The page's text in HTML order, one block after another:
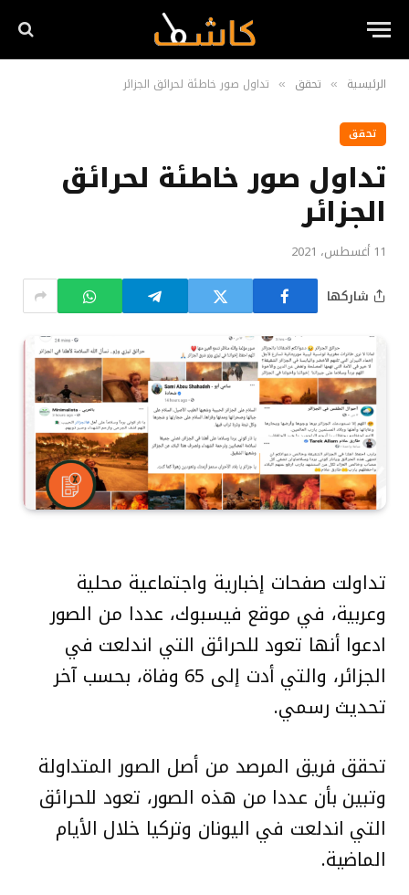
الرئيسية » تحقق » تداول صور خاطئة لحرائق الجزائر
تحقق
تداول صور خاطئة لحرائق
الجزائر
11 أغسطس، 2021
شاركها
تداولت صفحات إخبارية واجتماعية محلية
وعربية، في موقع فيسبوك، عددا من الصور
ادعوا أنها تعود للحرائق التي اندلعت في
الجزائر، والتي أدت إلى 65 وفاة، بحسب آخر
تحديث رسمي.
تحقق فريق المرصد من أصل الصور المتداولة
وتبين بأن عددا من هذه الصور، تعود للحرائق
التي اندلعت في اليونان وتركيا خلال الأيام
الماضية.